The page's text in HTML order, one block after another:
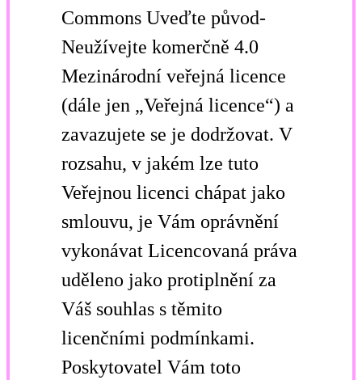
Commons Uveďte původ-
Neužívejte komerčně 4.0
Mezinárodní veřejná licence
(dále jen „Veřejná licence“) a
zavazujete se je dodržovat. V
rozsahu, v jakém lze tuto
Veřejnou licenci chápat jako
smlouvu, je Vám oprávnění
vykonávat Licencovaná práva
uděleno jako protiplnění za
Váš souhlas s těmito
licenčními podmínkami.
Poskytovatel Vám toto